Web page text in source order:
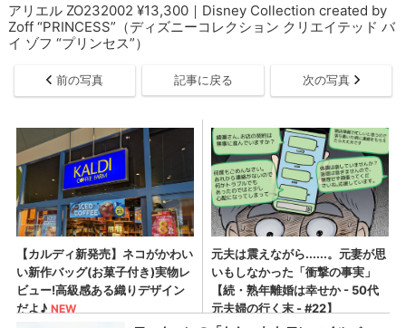
アリエル ZO232002 ¥13,300｜Disney Collection created by
Zoff “PRINCESS”（ディズニーコレクション クリエイテッド バ
イ ゾフ “プリンセス”）
前の写真 記事に戻る 次の写真